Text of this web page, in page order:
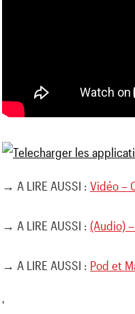
→ A LIRE AUSSI : Vidéo –
→ A LIRE AUSSI : (Audio)
→ A LIRE AUSSI : Pod et
'